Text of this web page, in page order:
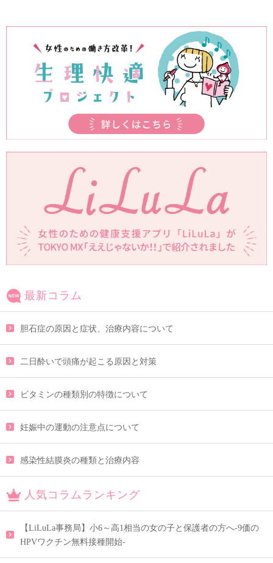
最新コラム
胆石症の原因と症状、治療内容について
二日酔いで頭痛が起こる原因と対策
ビタミンの種類別の特徴について
妊娠中の運動の注意点について
感染性結膜炎の種類と治療内容
人気コラムランキング
【LiLuLa事務局】小6～高1相当の女の子と保護者の方へ-9価の
HPVワクチン無料接種開始-